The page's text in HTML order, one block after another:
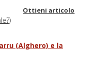
Ottieni articolo
(Alghero) e la